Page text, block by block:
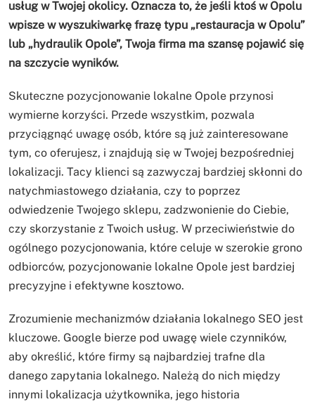
usług w Twojej okolicy. Oznacza to, że jeśli ktoś w Opolu
wpisze w wyszukiwarkę frazę typu „restauracja w Opolu”
lub „hydraulik Opole”, Twoja firma ma szansę pojawić się
na szczycie wyników.
Skuteczne pozycjonowanie lokalne Opole przynosi
wymierne korzyści. Przede wszystkim, pozwala
przyciągnąć uwagę osób, które są już zainteresowane
tym, co oferujesz, i znajdują się w Twojej bezpośredniej
lokalizacji. Tacy klienci są zazwyczaj bardziej skłonni do
natychmiastowego działania, czy to poprzez
odwiedzenie Twojego sklepu, zadzwonienie do Ciebie,
czy skorzystanie z Twoich usług. W przeciwieństwie do
ogólnego pozycjonowania, które celuje w szerokie grono
odbiorców, pozycjonowanie lokalne Opole jest bardziej
precyzyjne i efektywne kosztowo.
Zrozumienie mechanizmów działania lokalnego SEO jest
kluczowe. Google bierze pod uwagę wiele czynników,
aby określić, które firmy są najbardziej trafne dla
danego zapytania lokalnego. Należą do nich między
innymi lokalizacja użytkownika, jego historia